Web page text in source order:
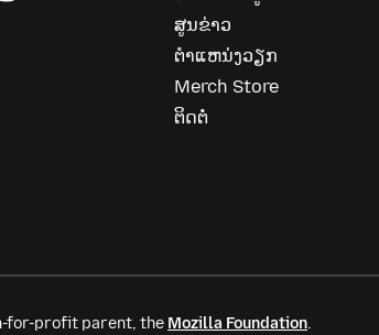
ສູນຂ່າວ
ຕຳແຫນ່ງວຽກ
Merch Store
ຕິດຕໍ່
for-profit parent, the Mozilla Foundation.